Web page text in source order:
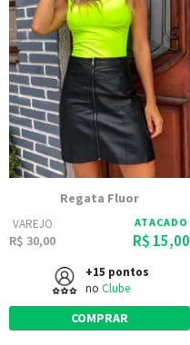
Regata Fluor
VAREJO
R$ 30,00
ATACADO
R$ 15,00
+15 pontos
no Clube
COMPRAR